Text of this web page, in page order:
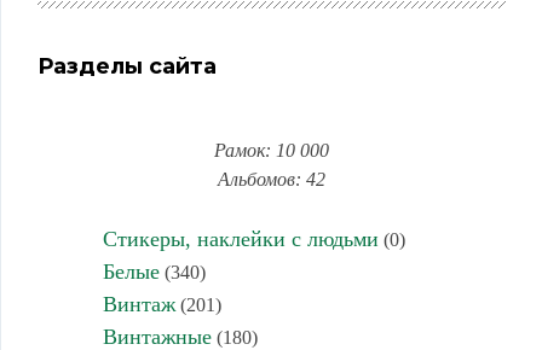
Разделы сайта
Рамок: 10 000
Альбомов: 42
Стикеры, наклейки с людьми (0)
Белые(340)
Винтаж(201)
Винтажные(180)